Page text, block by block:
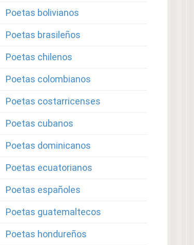
Poetas bolivianos
Poetas brasileños
Poetas chilenos
Poetas colombianos
Poetas costarricenses
Poetas cubanos
Poetas dominicanos
Poetas ecuatorianos
Poetas españoles
Poetas guatemaltecos
Poetas hondureños